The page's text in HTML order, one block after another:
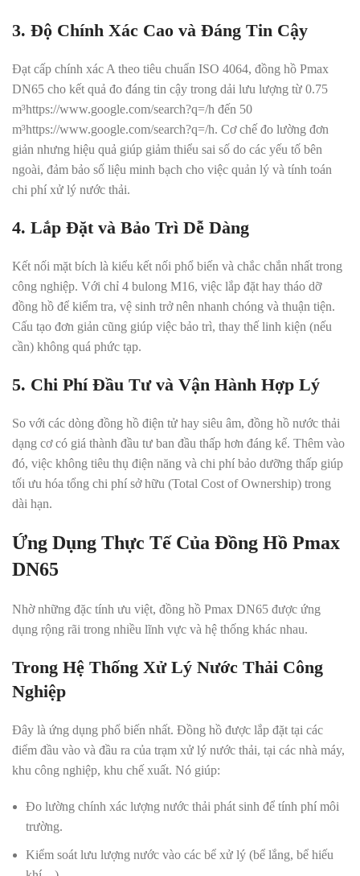
3. Độ Chính Xác Cao và Đáng Tin Cậy
Đạt cấp chính xác A theo tiêu chuẩn ISO 4064, đồng hồ Pmax
DN65 cho kết quả đo đáng tin cậy trong dải lưu lượng từ 0.75
m³https://www.google.com/search?q=/h đến 50
m³https://www.google.com/search?q=/h. Cơ chế đo lường đơn
giản nhưng hiệu quả giúp giảm thiểu sai số do các yếu tố bên
ngoài, đảm bảo số liệu minh bạch cho việc quản lý và tính toán
chi phí xử lý nước thải.
4. Lắp Đặt và Bảo Trì Dễ Dàng
Kết nối mặt bích là kiểu kết nối phổ biến và chắc chắn nhất trong
công nghiệp. Với chỉ 4 bulong M16, việc lắp đặt hay tháo dỡ
đồng hồ để kiểm tra, vệ sinh trở nên nhanh chóng và thuận tiện.
Cấu tạo đơn giản cũng giúp việc bảo trì, thay thế linh kiện (nếu
cần) không quá phức tạp.
5. Chi Phí Đầu Tư và Vận Hành Hợp Lý
So với các dòng đồng hồ điện tử hay siêu âm, đồng hồ nước thải
dạng cơ có giá thành đầu tư ban đầu thấp hơn đáng kể. Thêm vào
đó, việc không tiêu thụ điện năng và chi phí bảo dưỡng thấp giúp
tối ưu hóa tổng chi phí sở hữu (Total Cost of Ownership) trong
dài hạn.
Ứng Dụng Thực Tế Của Đồng Hồ Pmax
DN65
Nhờ những đặc tính ưu việt, đồng hồ Pmax DN65 được ứng
dụng rộng rãi trong nhiều lĩnh vực và hệ thống khác nhau.
Trong Hệ Thống Xử Lý Nước Thải Công
Nghiệp
Đây là ứng dụng phổ biến nhất. Đồng hồ được lắp đặt tại các
điểm đầu vào và đầu ra của trạm xử lý nước thải, tại các nhà máy,
khu công nghiệp, khu chế xuất. Nó giúp:
Đo lường chính xác lượng nước thải phát sinh để tính phí môi
trường.
Kiểm soát lưu lượng nước vào các bể xử lý (bể lắng, bể hiếu